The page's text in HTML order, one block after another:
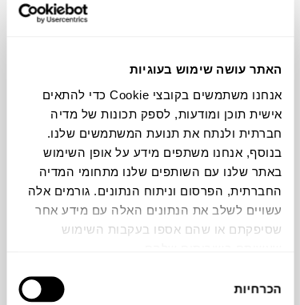
האתר עושה שימוש בעוגיות
אנחנו משתמשים בקובצי Cookie כדי להתאים
אישית תוכן ומודעות, לספק תכונות של מדיה
חברתית ולנתח את תנועת המשתמשים שלנו.
בנוסף, אנחנו משתפים מידע על אופן השימוש
באתר שלנו עם השותפים שלנו מתחומי המדיה
החברתית, הפרסום וניתוח הנתונים. גורמים אלה
עשויים לשלב את הנתונים האלה עם מידע אחר
שסיפקתם או שהם אספו בעקבות השימוש
הסכמה
הכרחיות
צבעים
FERM LIVING